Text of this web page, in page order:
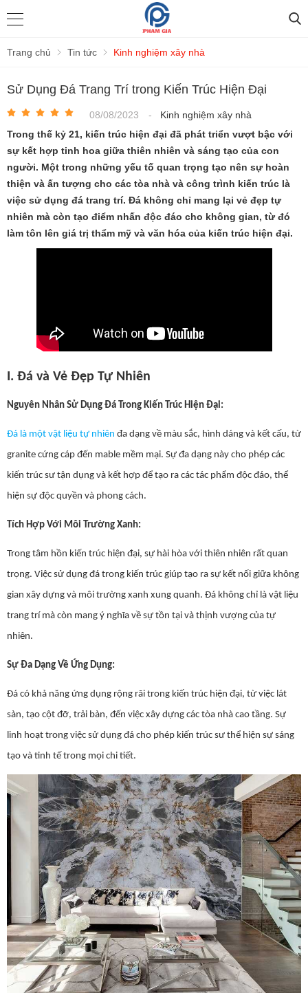
Trang chủ Tin tức Kinh nghiệm xây nhà
Sử Dụng Đá Trang Trí trong Kiến Trúc Hiện Đại
08/08/2023 -
Kinh nghiệm xây nhà
Trong thế kỷ 21, kiến trúc hiện đại đã phát triển vượt bậc với
sự kết hợp tinh hoa giữa thiên nhiên và sáng tạo của con
người. Một trong những yếu tố quan trọng tạo nên sự hoàn
thiện và ấn tượng cho các tòa nhà và công trình kiến trúc là
việc sử dụng đá trang trí. Đá không chỉ mang lại vẻ đẹp tự
nhiên mà còn tạo điểm nhấn độc đáo cho không gian, từ đó
làm tôn lên giá trị thẩm mỹ và văn hóa của kiến trúc hiện đại.
I. Đá và Vẻ Đẹp Tự Nhiên
Nguyên Nhân Sử Dụng Đá Trong Kiến Trúc Hiện Đại:
Đá là một vật liệu tự nhiên đa dạng về màu sắc, hình dáng và kết cấu, từ
granite cứng cáp đến mable mềm mại. Sự đa dạng này cho phép các
kiến trúc sư tận dụng và kết hợp để tạo ra các tác phẩm độc đáo, thể
hiện sự độc quyền và phong cách.
Tích Hợp Với Môi Trường Xanh:
Trong tâm hồn kiến trúc hiện đại, sự hài hòa với thiên nhiên rất quan
trọng. Việc sử dụng đá trong kiến trúc giúp tạo ra sự kết nối giữa không
gian xây dựng và môi trường xanh xung quanh. Đá không chỉ là vật liệu
trang trí mà còn mang ý nghĩa về sự tồn tại và thịnh vượng của tự
nhiên.
Sự Đa Dạng Về Ứng Dụng:
Đá có khả năng ứng dụng rộng rãi trong kiến trúc hiện đại, từ việc lát
sàn, tạo cột đỡ, trải bàn, đến việc xây dựng các tòa nhà cao tầng. Sự
linh hoạt trong việc sử dụng đá cho phép kiến trúc sư thể hiện sự sáng
tạo và tinh tế trong mọi chi tiết.